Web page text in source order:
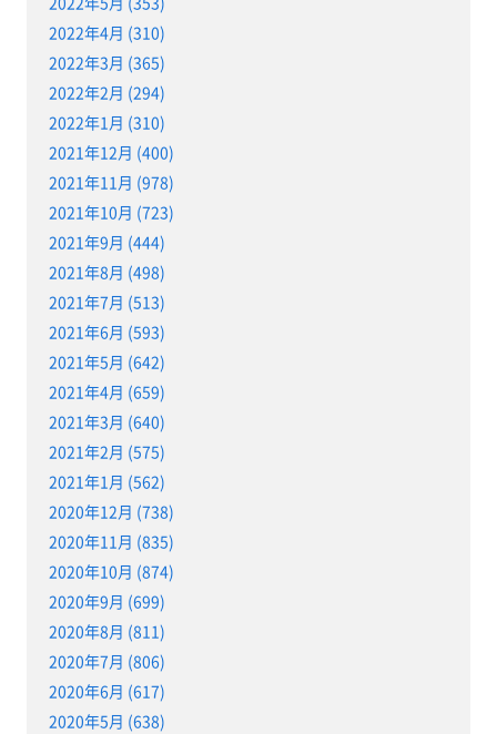
2022年4月 (310)
2022年3月 (365)
2022年2月 (294)
2022年1月 (310)
2021年12月 (400)
2021年11月 (978)
2021年10月 (723)
2021年9月 (444)
2021年8月 (498)
2021年7月 (513)
2021年6月 (593)
2021年5月 (642)
2021年4月 (659)
2021年3月 (640)
2021年2月 (575)
2021年1月 (562)
2020年12月 (738)
2020年11月 (835)
2020年10月 (874)
2020年9月 (699)
2020年8月 (811)
2020年7月 (806)
2020年6月 (617)
2020年5月 (638)